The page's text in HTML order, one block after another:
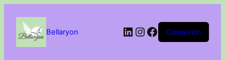
contenu
Bellaryon LinkedIn
Instagram
Facebook
Connexion